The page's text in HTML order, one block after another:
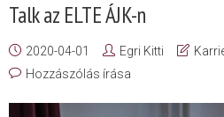
Talk az ELTE ÁJK-n
2020-04-01 Egri Kitti
Hozzászólás írása